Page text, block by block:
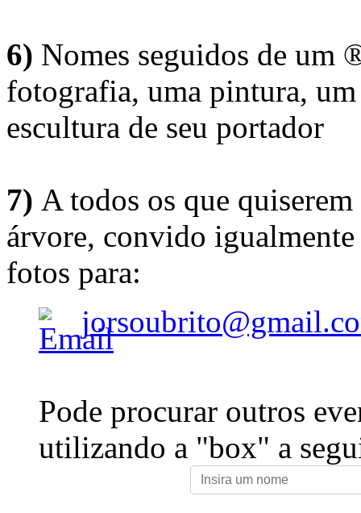
6) Nomes seguidos de um
fotografia, uma pintura,
escultura de seu portador
7) A todos os que
árvore, convido
fotos para:
Pode procurar outros
utilizando a "box" a